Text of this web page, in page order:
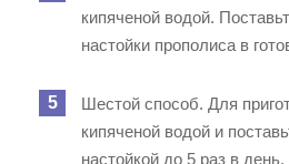
кипяченой водой.
настойки прополиса в
Шестой способ. Для
кипяченой водой и
настойкой до 5 раз в день.